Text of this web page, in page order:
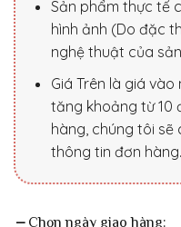
Sản phẩm thực tế
hình ảnh (Do đặc
nghệ thuật của
Giá Trên là giá
tăng khoảng từ 10
hàng, chúng tôi sẽ
thông tin đơn hàng.
Chọn ngày giao hàng: